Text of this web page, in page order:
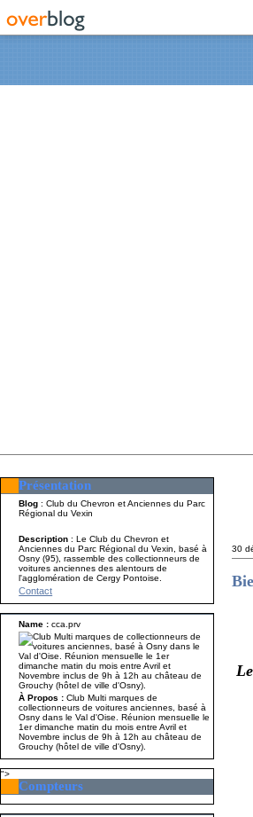
Présentation
Blog : Club du Chevron et Anciennes du Parc
Régional du Vexin
Description: Le Club du Chevron et
Anciennes du Parc Régional du Vexin, basé à
Osny (95), rassemble des collectionneurs de
voitures anciennes des alentours de
l'agglomération de Cergy Pontoise.
Contact
Name :cca.prv
À Propos :Club Multi marques de
collectionneurs de voitures anciennes, basé à
Osny dans le Val d'Oise. Réunion mensuelle le
1er dimanche matin du mois entre Avril et
Novembre inclus de 9h à 12h au château de
Grouchy (hôtel de ville d'Osny).
">
Compteurs
30